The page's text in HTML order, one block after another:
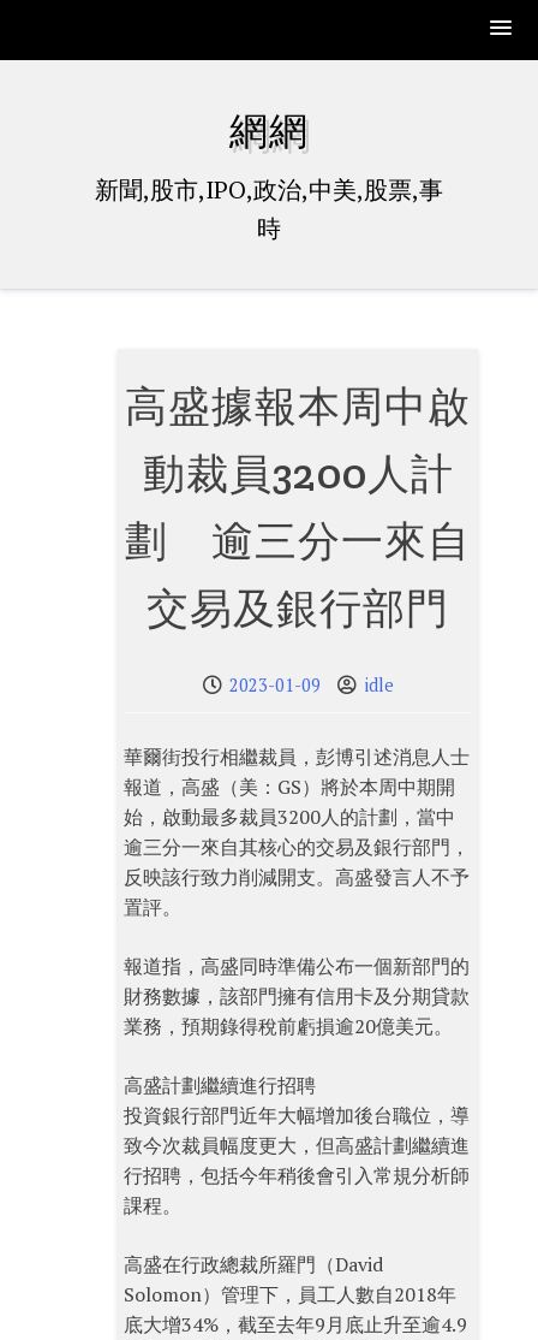
網網
新聞,股市,IPO,政治,中美,股票,事
時
高盛據報本周中啟
動裁員3200人計
劃 逾三分一來自
交易及銀行部門
2023-01-09 idle
華爾街投行相繼裁員，彭博引述消息人士
報道，高盛（美：GS）將於本周中期開
始，啟動最多裁員3200人的計劃，當中
逾三分一來自其核心的交易及銀行部門，
反映該行致力削減開支。高盛發言人不予
置評。
報道指，高盛同時準備公布一個新部門的
財務數據，該部門擁有信用卡及分期貸款
業務，預期錄得稅前虧損逾20億美元。
高盛計劃繼續進行招聘
投資銀行部門近年大幅增加後台職位，導
致今次裁員幅度更大，但高盛計劃繼續進
行招聘，包括今年稍後會引入常規分析師
課程。
高盛在行政總裁所羅門（David
Solomon）管理下，員工人數自2018年
底大增34%，截至去年9月底止升至逾4.9